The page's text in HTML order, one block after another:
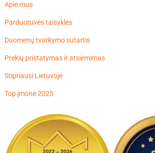
Apie mus
Parduotuvės taisyklės
Duomenų tvarkymo sutartis
Prekių pristatymas ir atsiėmimas
Stipriausi Lietuvoje
Top įmonė 2025